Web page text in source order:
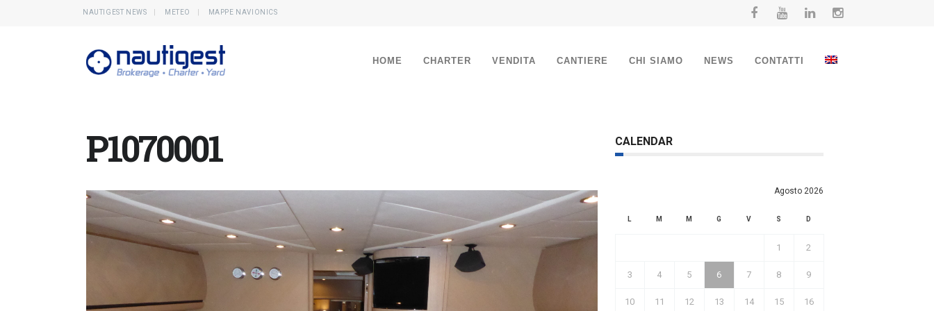
NAUTIGEST NEWS METEO MAPPE NAVIONICS
HOME CHARTER VENDITA CANTIERE CHI SIAMO NEWS CONTATTI
P1070001 CALENDAR
Agosto 2026
L M M G V S D
1 2
3 4 5 6 7 8 9
10 11 12 13 14 15 16